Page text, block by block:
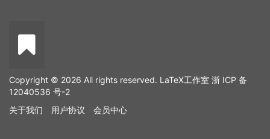
Copyright © 2026 All rights reserved. LaTeX工作室 浙 ICP 备
12040536 号-2
关于我们
用户协议 会员中心